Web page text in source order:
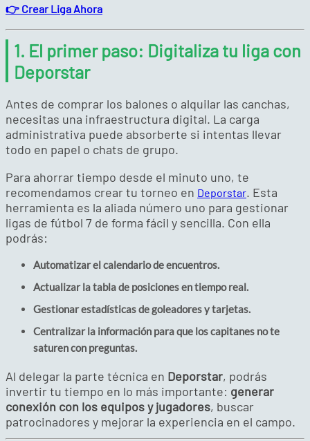
👉 Crear Liga Ahora
1. El primer paso: Digitaliza tu liga con
Deporstar
Antes de comprar los balones o alquilar las canchas,
necesitas una infraestructura digital. La carga
administrativa puede absorberte si intentas llevar
todo en papel o chats de grupo.
Para ahorrar tiempo desde el minuto uno, te
recomendamos crear tu torneo en Deporstar. Esta
herramienta es la aliada número uno para gestionar
ligas de fútbol 7 de forma fácil y sencilla. Con ella
podrás:
Automatizar el calendario de encuentros.
Actualizar la tabla de posiciones en tiempo real.
Gestionar estadísticas de goleadores y tarjetas.
Centralizar la información para que los capitanes no te
saturen con preguntas.
Al delegar la parte técnica en Deporstar, podrás
invertir tu tiempo en lo más importante: generar
conexión con los equipos y jugadores, buscar
patrocinadores y mejorar la experiencia en el campo.